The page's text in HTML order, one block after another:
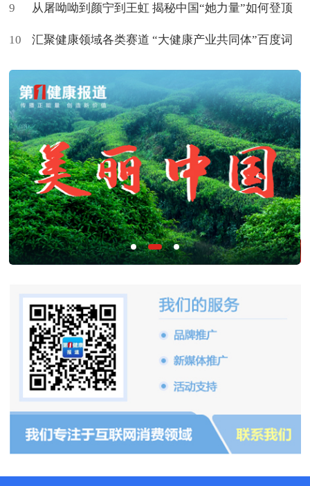
体
9 从屠呦呦到颜宁到王虹 揭秘中国“她力量”如何登顶
世界
10 汇聚健康领域各类赛道 “大健康产业共同体”百度词
条上新了